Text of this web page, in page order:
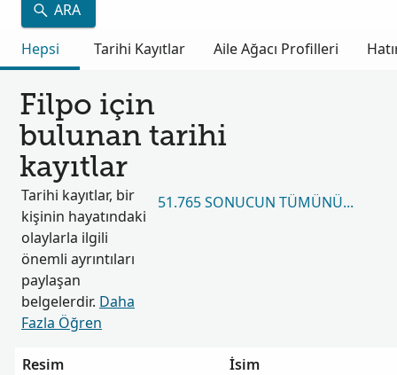
ARA
Hepsi
Tarihi Kayıtlar Aile Ağacı Profilleri
Filpo için
bulunan tarihi
kayıtlar
Tarihi kayıtlar, bir
kişinin hayatındaki
olaylarla ilgili
önemli ayrıntıları
paylaşan
belgelerdir. Daha
Fazla Öğren
51.765 SONUCUN TÜMÜNÜ
Resim
İsim